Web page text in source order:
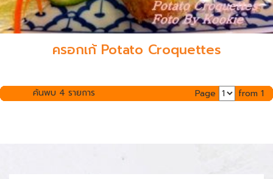
ครอกเก้ Potato Croquettes
ค้นพบ 4 รายการ Page from 1